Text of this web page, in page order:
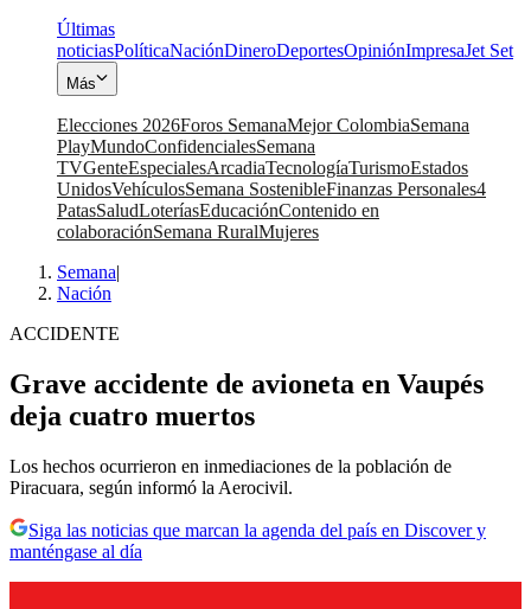
Últimas
noticiasPolíticaNaciónDineroDeportesOpiniónImpresaJet Set
Más
Elecciones 2026Foros SemanaMejor ColombiaSemana
PlayMundoConfidencialesSemana
TVGenteEspecialesArcadiaTecnologíaTurismoEstados
UnidosVehículosSemana SostenibleFinanzas Personales4
PatasSaludLoteríasEducaciónContenido en
colaboraciónSemana RuralMujeres
Semana|
Nación
ACCIDENTE
Grave accidente de avioneta en Vaupés
deja cuatro muertos
Los hechos ocurrieron en inmediaciones de la población de
Piracuara, según informó la Aerocivil.
Siga las noticias que marcan la agenda del país en Discover y
manténgase al día